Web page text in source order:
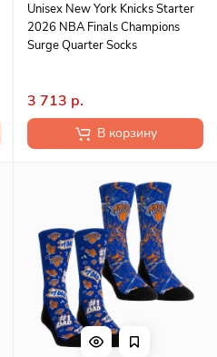
Unisex New York Knicks Starter
2026 NBA Finals Champions
Surge Quarter Socks
3 713 р.
В корзину